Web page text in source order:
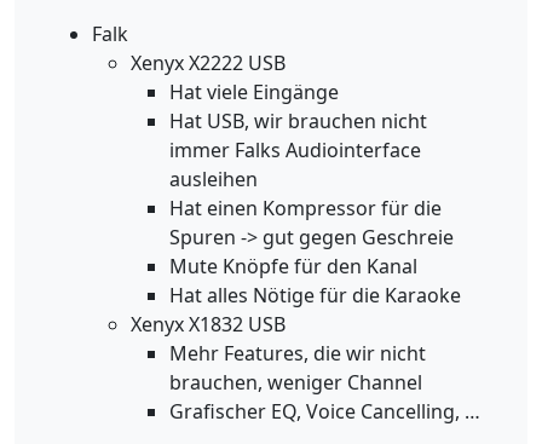
Falk
Xenyx X2222 USB
Hat viele Eingänge
Hat USB, wir brauchen nicht
immer Falks Audiointerface
ausleihen
Hat einen Kompressor für die
Spuren -> gut gegen Geschreie
Mute Knöpfe für den Kanal
Hat alles Nötige für die Karaoke
Xenyx X1832 USB
Mehr Features, die wir nicht
brauchen, weniger Channel
Grafischer EQ, Voice Cancelling, …